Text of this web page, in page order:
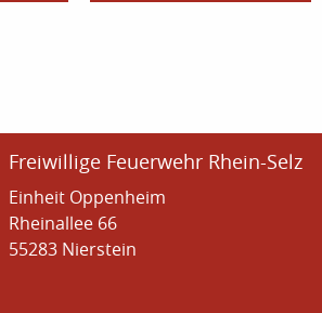
Freiwillige Feuerwehr Rhein-Selz
Einheit Oppenheim
Rheinallee 66
55283 Nierstein